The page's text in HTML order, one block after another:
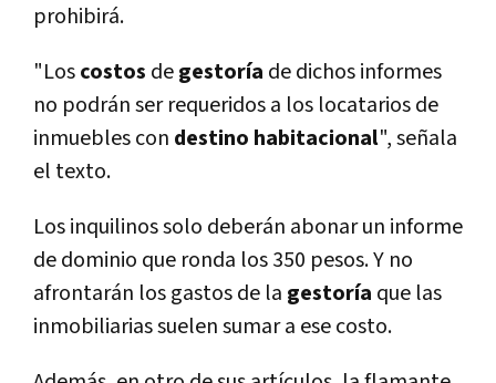
prohibirá.
"Loscostos degestoría de dichos informes
no podrán ser requeridos a los locatarios de
inmuebles con destino habitacional", señala
el texto.
Los inquilinos solo deberán abonar un informe
de dominio que ronda los 350 pesos. Y no
afrontarán los gastos de la gestoría que las
inmobiliarias suelen sumar a ese costo.